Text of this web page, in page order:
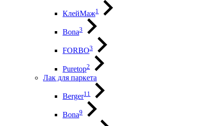
КлейМаж1
Bona3
FORBO3
Puretop2
Лак для паркета
Berger11
Bona9